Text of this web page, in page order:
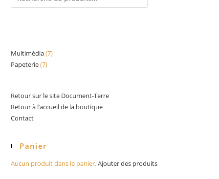
Multimédia 77
Papeterie 77
Retour sur le site Document-Terre
Retour à l’accueil de la boutique
Contact
Panier
Aucun produit dans le panier.Ajouter des produits